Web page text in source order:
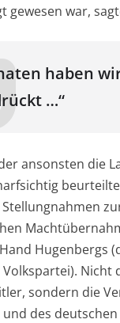
gewesen war,
haben
…“
ansonsten die
Hugenbergs
Nicht
sondern die
des deutschen